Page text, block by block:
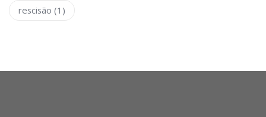
rescisão (1)